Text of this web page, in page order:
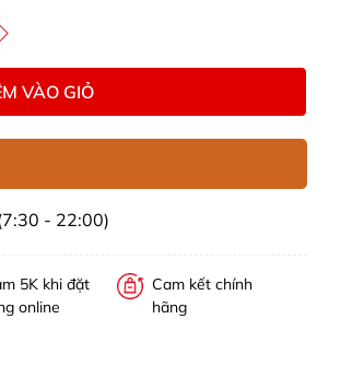
VÀO GIỎ
- 22:00)
5K khi đặt
online
Cam kết chính
hãng